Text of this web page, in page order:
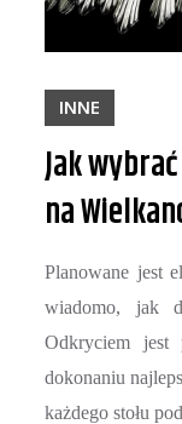
INNE
Jak
na
Planowane jest
wiadomo, jak
Odkryciem jest
dokonaniu
każdego stołu